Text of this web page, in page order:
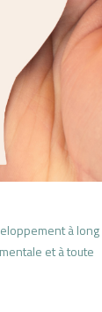
à long
et à toute